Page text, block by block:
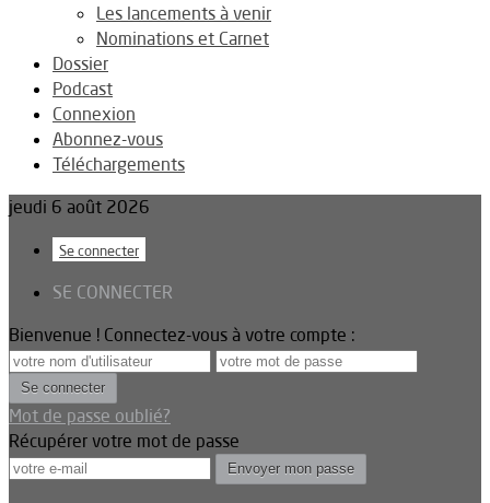
Les lancements à venir
Nominations et Carnet
Dossier
Podcast
Connexion
Abonnez-vous
Téléchargements
jeudi 6 août 2026
Se connecter
SE CONNECTER
Bienvenue ! Connectez-vous à votre compte :
Mot de passe oublié?
Récupérer votre mot de passe